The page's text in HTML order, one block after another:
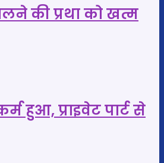
की प्रथा को खत्म
हुआ, प्राइवेट पार्ट से